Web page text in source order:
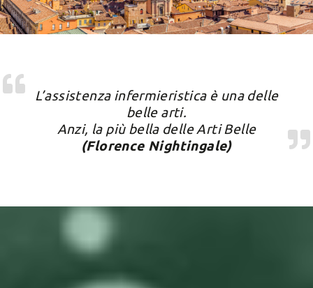
L’assistenza infermieristica è una delle
belle arti.
Anzi, la più bella delle Arti Belle
(Florence Nightingale)